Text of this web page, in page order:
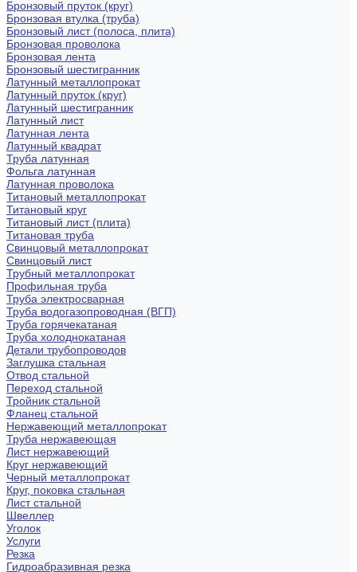
Бронзовый пруток (круг)
Бронзовая втулка (труба)
Бронзовый лист (полоса, плита)
Бронзовая проволока
Бронзовая лента
Бронзовый шестигранник
Латунный металлопрокат
Латунный пруток (круг)
Латунный шестигранник
Латунный лист
Латунная лента
Латунный квадрат
Труба латунная
Фольга латунная
Латунная проволока
Титановый металлопрокат
Титановый круг
Титановый лист (плита)
Титановая труба
Свинцовый металлопрокат
Свинцовый лист
Трубный металлопрокат
Профильная труба
Труба электросварная
Труба водогазопроводная (ВГП)
Труба горячекатаная
Труба холоднокатаная
Детали трубопроводов
Заглушка стальная
Отвод стальной
Переход стальной
Тройник стальной
Фланец стальной
Нержавеющий металлопрокат
Труба нержавеющая
Лист нержавеющий
Круг нержавеющий
Черный металлопрокат
Круг, поковка стальная
Лист стальной
Швеллер
Уголок
Услуги
Резка
Гидроабразивная резка